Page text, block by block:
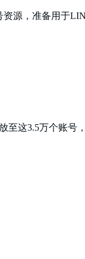
资源，准备用于
至这3.5万个账号